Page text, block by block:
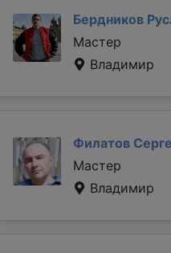
Бердников
Мастер
Владимир
Филатов
Мастер
Владимир